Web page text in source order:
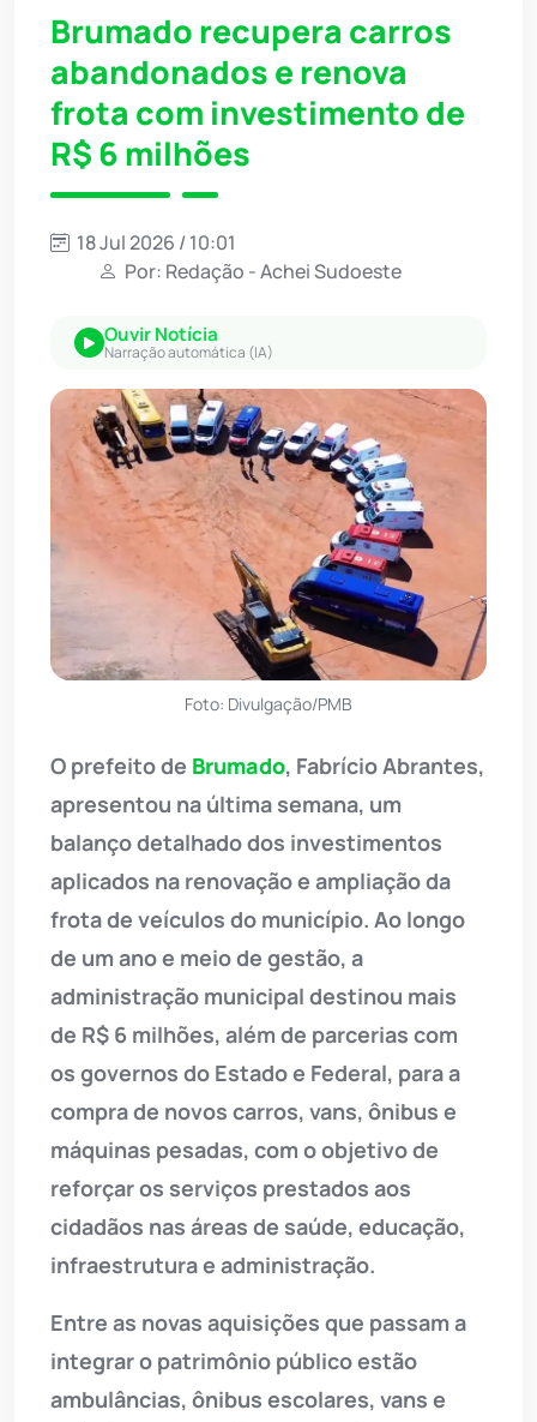
Brumado recupera carros
abandonados e renova
frota com investimento de
R$ 6 milhões
18 Jul 2026 / 10:01
Por: Redação - Achei Sudoeste
Ouvir Notícia
Narração automática (IA)
Foto: Divulgação/PMB
O prefeito de Brumado, Fabrício Abrantes,
apresentou na última semana, um
balanço detalhado dos investimentos
aplicados na renovação e ampliação da
frota de veículos do município. Ao longo
de um ano e meio de gestão, a
administração municipal destinou mais
de R$ 6 milhões, além de parcerias com
os governos do Estado e Federal, para a
compra de novos carros, vans, ônibus e
máquinas pesadas, com o objetivo de
reforçar os serviços prestados aos
cidadãos nas áreas de saúde, educação,
infraestrutura e administração.
Entre as novas aquisições que passam a
integrar o patrimônio público estão
ambulâncias, ônibus escolares, vans e